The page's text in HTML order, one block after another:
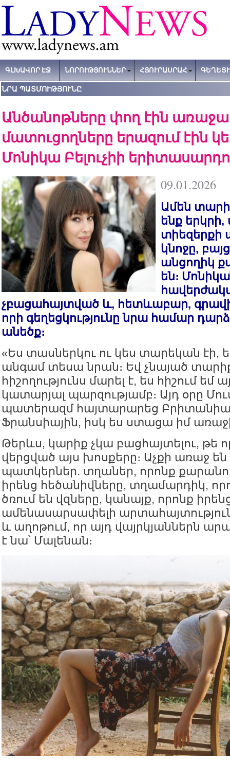
ԳԼԽԱՎՈՐ ԷՋ ՆՈՐՈՒԹՅՈՒՆՆԵՐ ՀՅՈՒՐԱՍՐԱՀ
ՆՐԱ ՊԱՏՄՈՒԹՅՈՒՆԸ
Անծանոթները փող էին
մատուցողները երազում էին
Մոնիկա Բելուչիի
09.01.2026
Ամեն տարի
ենք երկրի,
տիեզերքի
կնոջը,
անցողիկ
են։
չբացահայտված և, հետևաբար,
որի գեղեցկությունը նրա համար
անեծք։
«Ես տասներկու ու կես տարեկան էի,
անգամ տեսա նրան։ Եվ չնայած
հիշողությունս մարել է, ես հիշում եմ
կատարյալ պարզությամբ։ Այդ օրը
պատերազմ հայտարարեց
Ֆրանսիային, իսկ ես ստացա իմ
Թերևս, կարիք չկա բացհայտելու, թե
վերցված այս խոսքերը։ Աչքի առաջ
պատկերներ. տղաներ, որոնք
իրենց հեծանիվները, տղամարդիկ,
ծռում են վզները, կանայք, որոնք
ամենասարսափելի
և աղոթում, որ այդ վայրկյաններն
է նա՝ Մալենան։